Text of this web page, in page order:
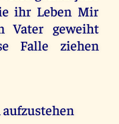
ihr Leben Mir
Vater geweiht
Falle ziehen